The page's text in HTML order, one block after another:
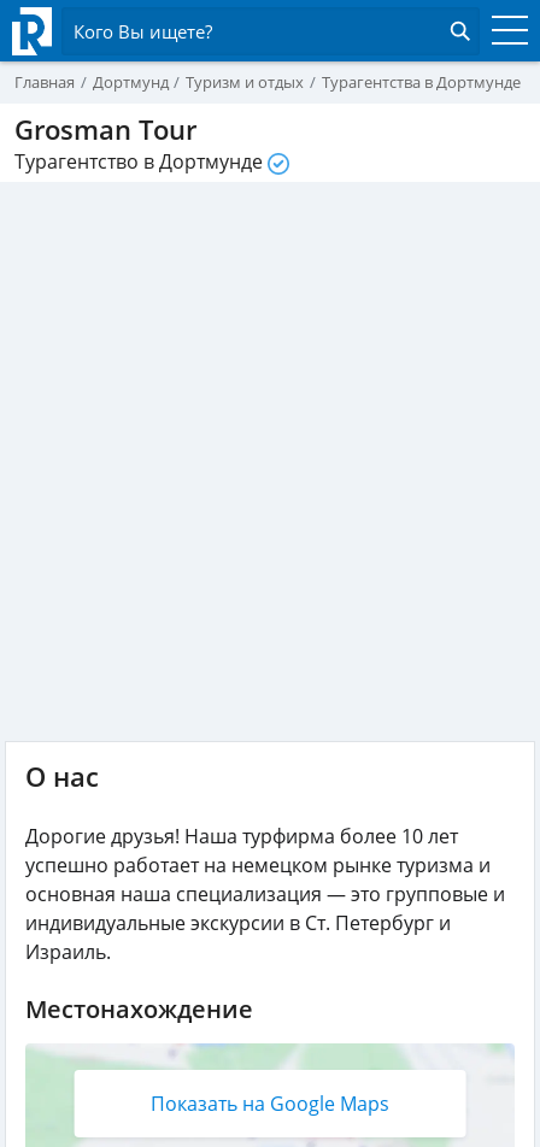
Кого Вы ищете?
Главная Дортмунд Туризм и отдых Турагентства в Дортмунде
Grosman Tour
Турагентство в Дортмунде
О нас
Дорогие друзья! Наша турфирма более 10 лет
успешно работает на немецком рынке туризма и
основная наша специализация — это групповые и
индивидуальные экскурсии в Ст. Петербург и
Израиль.
Местонахождение
Показать на Google Maps